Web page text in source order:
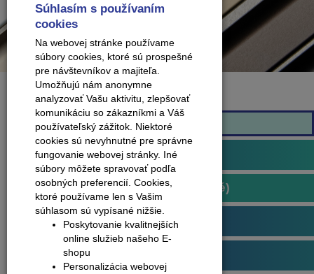
Značka
Arbiton
Plávajúce podlahy
Podlahy kompozitné (vinylové)
Obvodové lišty (soklové)
Príslušenstvo k podlahám
Súhlasím s používaním
cookies
Na webovej stránke používame
súbory cookies, ktoré sú prospešné
pre návštevníkov a majiteľa.
Umožňujú nám anonymne
analyzovať Vašu aktivitu, zlepšovať
komunikáciu so zákazníkmi a Váš
používateľský zážitok. Niektoré
cookies sú nevyhnutné pre správne
fungovanie webovej stránky. Iné
súbory môžete spravovať podľa
osobných preferencií. Cookies,
ktoré používame len s Vašim
súhlasom sú vypísané nižšie.
Poskytovanie kvalitnejších
online služieb našeho E-
shopu
Personalizácia webovej